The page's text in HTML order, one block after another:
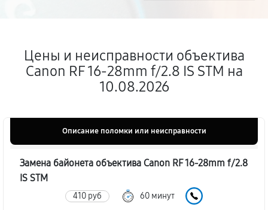
Цены и неисправности объектива
Canon RF 16‑28mm f/2.8 IS STM на
10.08.2026
Описание поломки или неисправности
Замена байонета объектива Canon RF 16‑28mm f/2.8
IS STM
410 руб 60 минут